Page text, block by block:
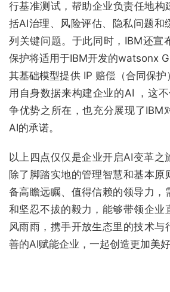
行基准测试，帮助企业负责任地构
括AI治理、风险评估、隐私问题和
列关键问题。于此同时，IBM还宣
保护将适用于IBM开发的watsonx
其基础模型提供 IP 赔偿（合同保
用自身数据来构建企业的AI ，这
争优势之所在，也充分展现了IBM
AI的承诺。
以上四点仅仅是企业开启AI变革之
除了脚踏实地的管理智慧和基本原
备高瞻远瞩、值得信赖的领导力，
和坚忍不拔的毅力，能够带领企业
风雨雨，携手开放生态里的技术与
善的AI赋能企业，一起创造更加美好